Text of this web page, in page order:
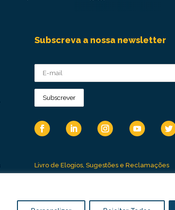
Subscreva a nossa newsletter
Livro de Elogios, Sugestões e Reclamações